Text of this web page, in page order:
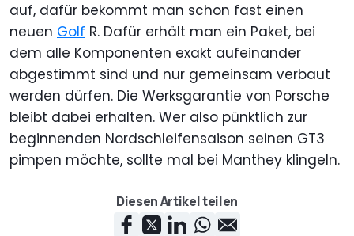
auf, dafür bekommt man schon fast einen
neuen Golf R. Dafür erhält man ein Paket, bei
dem alle Komponenten exakt aufeinander
abgestimmt sind und nur gemeinsam verbaut
werden dürfen. Die Werksgarantie von Porsche
bleibt dabei erhalten. Wer also pünktlich zur
beginnenden Nordschleifensaison seinen GT3
pimpen möchte, sollte mal bei Manthey klingeln.
Diesen Artikel teilen